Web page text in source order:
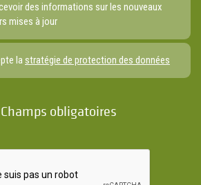
des informations sur les nouveaux
mises à jour
lastratégie de protection des données
obligatoires